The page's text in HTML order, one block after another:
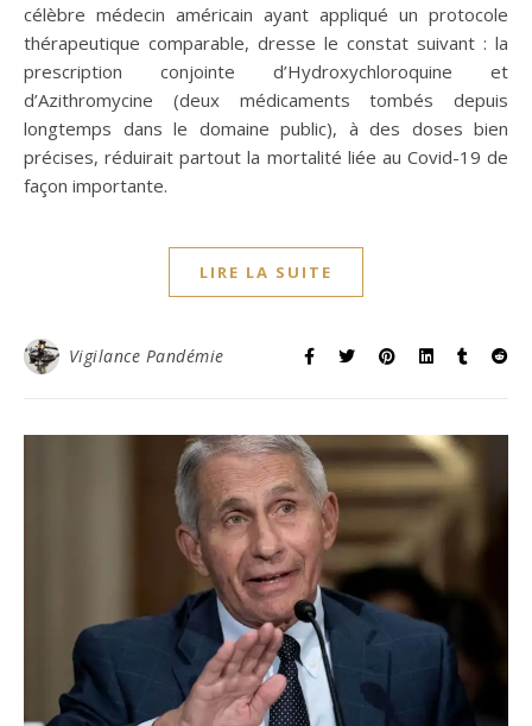
célèbre médecin américain ayant appliqué un protocole
thérapeutique comparable, dresse le constat suivant : la
prescription conjointe d’Hydroxychloroquine et
d’Azithromycine (deux médicaments tombés depuis
longtemps dans le domaine public), à des doses bien
précises, réduirait partout la mortalité liée au Covid-19 de
façon importante.
LIRE LA SUITE
Vigilance Pandémie